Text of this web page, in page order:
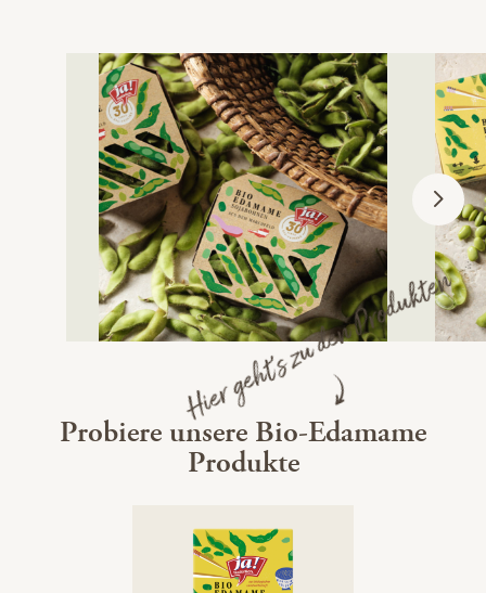
Hier geht's zu den Produkten
Probiere unsere Bio-Edamame
Produkte